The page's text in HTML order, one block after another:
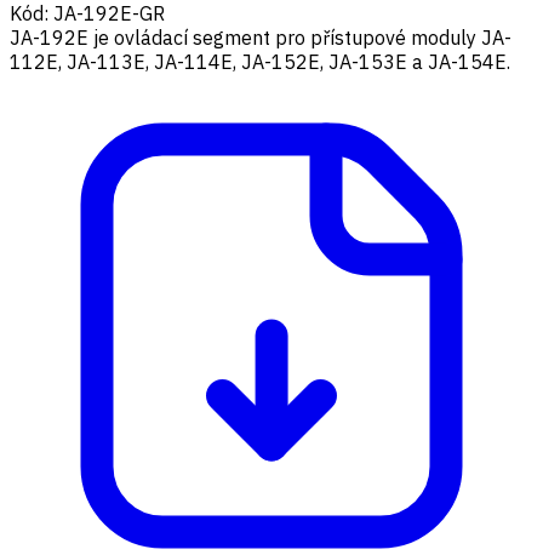
Kód: JA-192E-GR
JA-192E je ovládací segment pro přístupové moduly JA-
112E, JA-113E, JA-114E, JA-152E, JA-153E a JA-154E.